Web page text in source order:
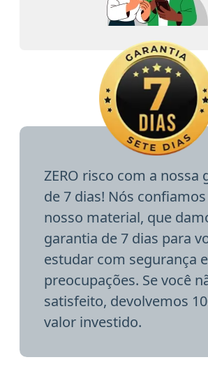
ZERO risco com a nossa
de 7 dias! Nós
nosso material, que
garantia de 7 dias para
estudar com segurança
preocupações. Se você
satisfeito, devolvemos
valor investido.